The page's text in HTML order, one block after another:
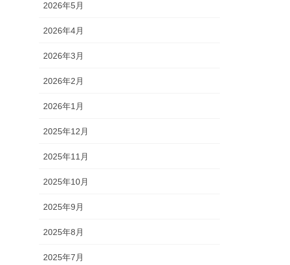
2026年5月
2026年4月
2026年3月
2026年2月
2026年1月
2025年12月
2025年11月
2025年10月
2025年9月
2025年8月
2025年7月